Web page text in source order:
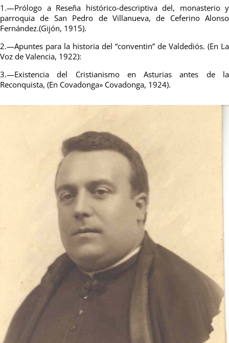
1.—Prólogo a Reseña histórico-descriptiva del, monasterio y
parroquia de San Pedro de Villanueva, de Ceferino Alonso
Fernández.(Gijón, 1915).
2.—Apuntes para la historia del “conventin” de Valdediós. (En La
Voz de Valencia, 1922):
3.—Existencia del Cristianismo en Asturias antes de la
Reconquista, (En Covadonga» Covadonga, 1924).